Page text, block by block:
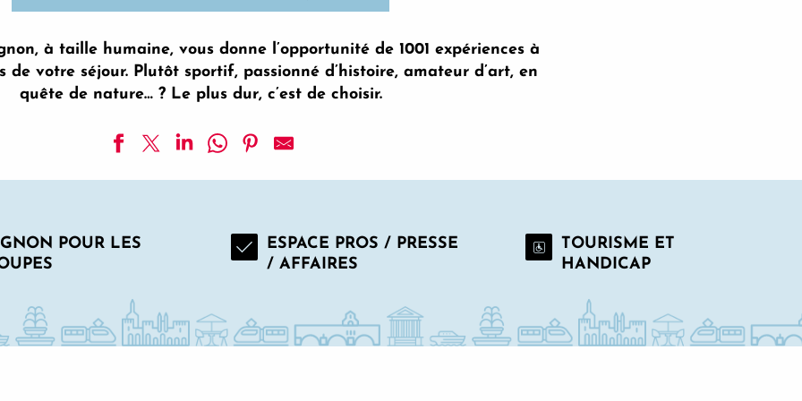
à taille humaine, vous donne l’opportunité de 1001 expériences à
de votre séjour. Plutôt sportif, passionné d’histoire, amateur d’art, en
quête de nature… ? Le plus dur, c’est de choisir.
Brun de Vian-Tiran
POUR LES
ESPACE PROS / PRESSE
/ AFFAIRES
TOURISME ET
HANDICAP